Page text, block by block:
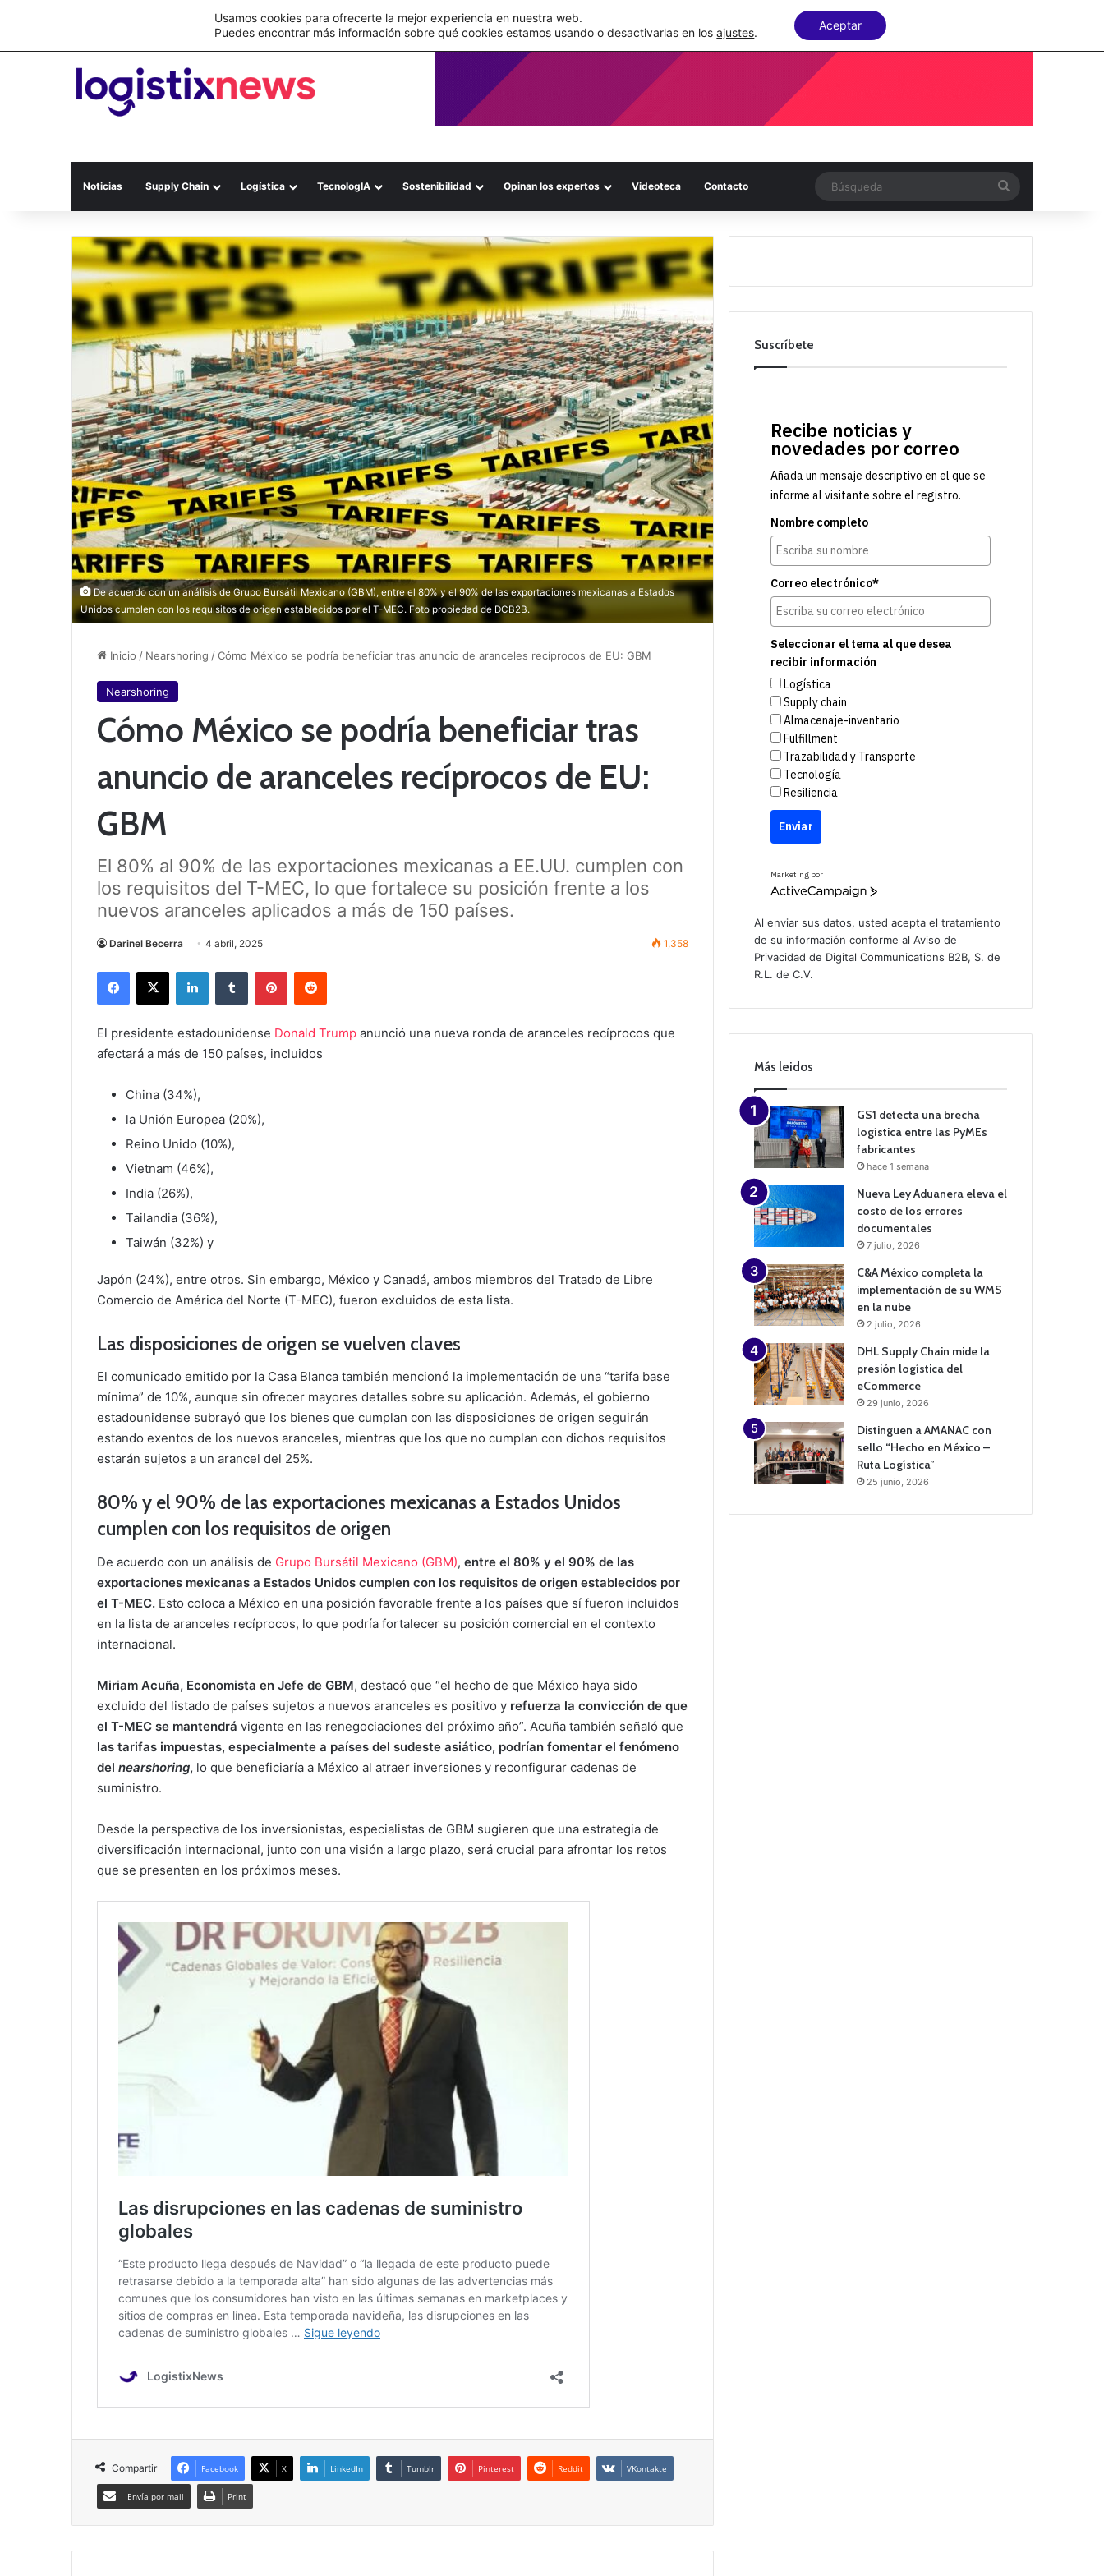
C&A México completa la implementación de su WMS en la nube
Noticias Supply Chain Logística TecnologIA Sostenibilidad Opinan los expertos Videoteca Contacto
De acuerdo con un análisis de Grupo Bursátil Mexicano (GBM), entre el 80% y el 90% de las exportaciones mexicanas a Estados
Unidos cumplen con los requisitos de origen establecidos por el T-MEC. Foto propiedad de DCB2B.
Inicio / Nearshoring /Cómo México se podría beneficiar tras anuncio de aranceles recíprocos de EU: GBM
Nearshoring
Cómo México se podría beneficiar tras
anuncio de aranceles recíprocos de EU:
GBM
El 80% al 90% de las exportaciones mexicanas a EE.UU. cumplen con
los requisitos del T-MEC, lo que fortalece su posición frente a los
nuevos aranceles aplicados a más de 150 países.
Darinel Becerra 4 abril, 2025 1,358
El presidente estadounidense Donald Trump anunció una nueva ronda de aranceles recíprocos que
afectará a más de 150 países, incluidos
China (34%),
la Unión Europea (20%),
Reino Unido (10%),
Vietnam (46%),
India (26%),
Tailandia (36%),
Taiwán (32%) y
Japón (24%), entre otros. Sin embargo, México y Canadá, ambos miembros del Tratado de Libre
Comercio de América del Norte (T-MEC), fueron excluidos de esta lista.
Las disposiciones de origen se vuelven claves
El comunicado emitido por la Casa Blanca también mencionó la implementación de una “tarifa base
mínima” de 10%, aunque sin ofrecer mayores detalles sobre su aplicación. Además, el gobierno
estadounidense subrayó que los bienes que cumplan con las disposiciones de origen seguirán
estando exentos de los nuevos aranceles, mientras que los que no cumplan con dichos requisitos
estarán sujetos a un arancel del 25%.
80% y el 90% de las exportaciones mexicanas a Estados Unidos
cumplen con los requisitos de origen
De acuerdo con un análisis de Grupo Bursátil Mexicano (GBM), entre el 80% y el 90% de las
exportaciones mexicanas a Estados Unidos cumplen con los requisitos de origen establecidos por
el T-MEC. Esto coloca a México en una posición favorable frente a los países que sí fueron incluidos
en la lista de aranceles recíprocos, lo que podría fortalecer su posición comercial en el contexto
internacional.
Miriam Acuña, Economista en Jefe de GBM, destacó que “el hecho de que México haya sido
excluido del listado de países sujetos a nuevos aranceles es positivo y refuerza la convicción de que
el T-MEC se mantendrá vigente en las renegociaciones del próximo año”. Acuña también señaló que
las tarifas impuestas, especialmente a países del sudeste asiático, podrían fomentar el fenómeno
del nearshoring, lo que beneficiaría a México al atraer inversiones y reconfigurar cadenas de
suministro.
Desde la perspectiva de los inversionistas, especialistas de GBM sugieren que una estrategia de
diversificación internacional, junto con una visión a largo plazo, será crucial para afrontar los retos
que se presenten en los próximos meses.
Compartir Facebook X LinkedIn Tumblr Pinterest Reddit VKontakte
Envía por mail Print
Suscríbete
Recibe noticias y
novedades por correo
Añada un mensaje descriptivo en el que se
informe al visitante sobre el registro.
Nombre completo
Correo electrónico*
Seleccionar el tema al que desea
recibir información
Logística
Supply chain
Almacenaje-inventario
Fulfillment
Trazabilidad y Transporte
Tecnología
Resiliencia
Enviar
Marketing por
A
v
e
p
i
n
Al enviar sus datos, usted acepta el tratamiento
de su información conforme alAviso de
Privacidad de Digital Communications B2B, S. de
R.L. de C.V.
Más leidos
GS1 detecta una brecha
logística entre las PyMEs
fabricantes
hace 1 semana
Nueva Ley Aduanera eleva el
costo de los errores
documentales
7 julio, 2026
C&A México completa la
implementación de su WMS
en la nube
2 julio, 2026
DHL Supply Chain mide la
presión logística del
eCommerce
29 junio, 2026
Distinguen a AMANAC con
sello “Hecho en México –
Ruta Logística”
25 junio, 2026
Usamos cookies para ofrecerte la mejor experiencia en nuestra web.
Puedes encontrar más información sobre qué cookies estamos usando o desactivarlas en losajustes.
Aceptar